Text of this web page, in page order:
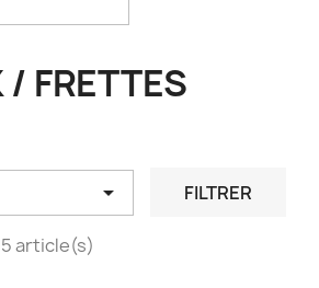
FRETTES
 FILTRER
article(s)